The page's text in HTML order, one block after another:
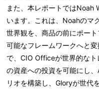
また、本レポートでは
います。これは、Noahのマ
世界観を、商品の前にポー
可能なフレームワークへと
で、CIO Officeが世界的な
の資産への投資を可能にし
リオを構築し、Gloryが世代